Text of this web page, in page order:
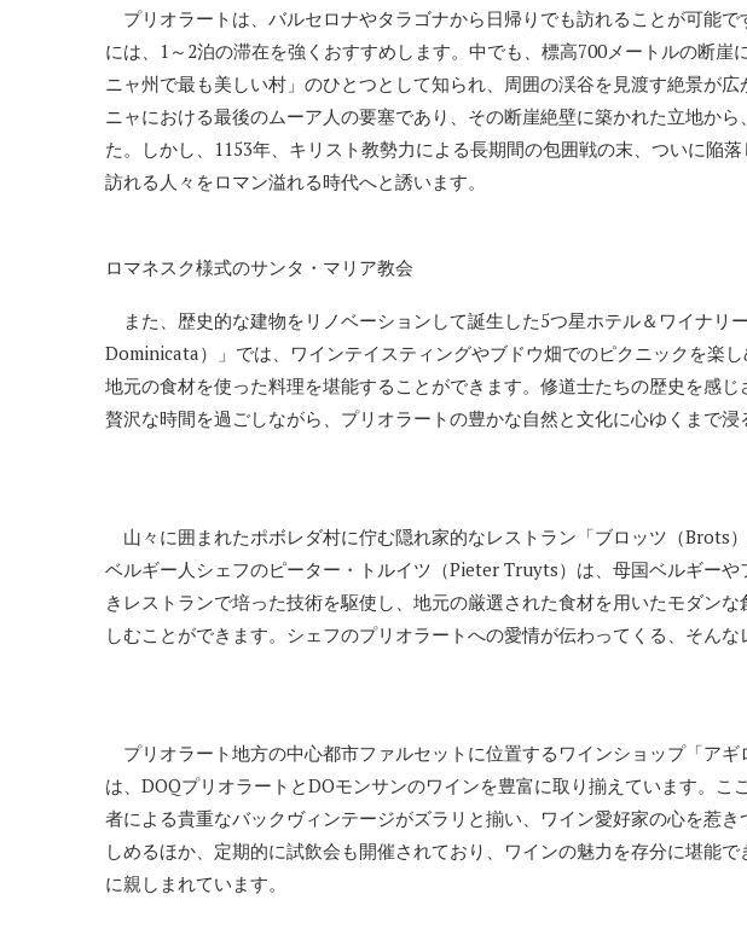
プリオラートは、バルセロナやタラゴナから日帰りでも訪れることが可能
には、1～2泊の滞在を強くおすすめします。中でも、標高700メートルの断崖
ニャ州で最も美しい村」のひとつとして知られ、周囲の渓谷を見渡す絶景が
ニャにおける最後のムーア人の要塞であり、その断崖絶壁に築かれた立地か
た。しかし、1153年、キリスト教勢力による長期間の包囲戦の末、ついに陥落
訪れる人々をロマン溢れる時代へと誘います。
ロマネスク様式のサンタ・マリア教会
また、歴史的な建物をリノベーションして誕生した5つ星ホテル＆ワイナリ
Dominicata）」では、ワインテイスティングやブドウ畑でのピクニックを楽
地元の食材を使った料理を堪能することができます。修道士たちの歴史を感
贅沢な時間を過ごしながら、プリオラートの豊かな自然と文化に心ゆくまで浸
山々に囲まれたポボレダ村に佇む隠れ家的なレストラン「ブロッツ（Brots
ベルギー人シェフのピーター・トルイツ（Pieter Truyts）は、母国ベルギー
きレストランで培った技術を駆使し、地元の厳選された食材を用いたモダン
しむことができます。シェフのプリオラートへの愛情が伝わってくる、そんな
プリオラート地方の中心都市ファルセットに位置するワインショップ「アギ
は、DOQプリオラートとDOモンサンのワインを豊富に取り揃えています。こ
者による貴重なバックヴィンテージがズラリと揃い、ワイン愛好家の心を惹
しめるほか、定期的に試飲会も開催されており、ワインの魅力を存分に堪能
に親しまれています。